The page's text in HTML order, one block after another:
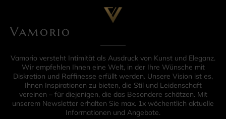
Vamorio
Vamorio versteht Intimität als Ausdruck von Kunst und Eleganz.
Wir empfehlen Ihnen eine Welt, in der Ihre Wünsche mit
Diskretion und Raffinesse erfüllt werden. Unsere Vision ist es,
Ihnen Inspirationen zu bieten, die Stil und Leidenschaft
vereinen – für diejenigen, die das Besondere schätzen. Mit
unserem Newsletter erhalten Sie max. 1x wöchentlich aktuelle
Informationen und Angebote.